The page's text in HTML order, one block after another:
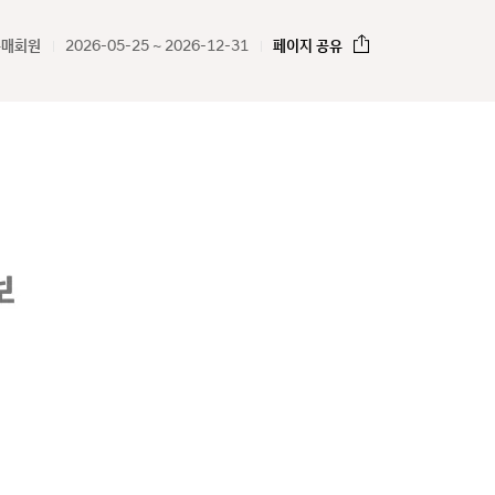
회원 2026-05-25 ~ 2026-12-31 페이지 공유